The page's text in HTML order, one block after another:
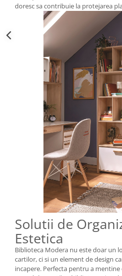
doresc sa contribuie la protejarea
Solutii de
Estetica
Biblioteca Modera nu este doar un
cartilor, ci si un element de design
incapere. Perfecta pentru a